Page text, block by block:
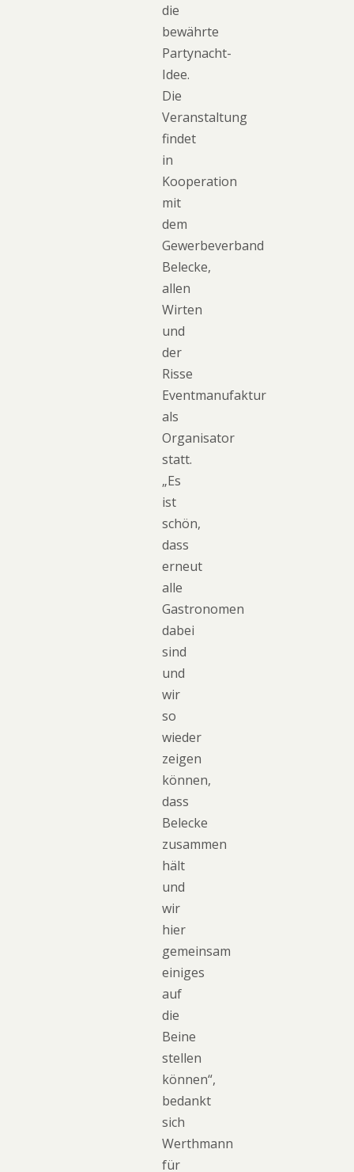
die
bewährte
Partynacht-
Idee.
Die
Veranstaltung
findet
in
Kooperation
mit
dem
Gewerbeverband
Belecke,
allen
Wirten
und
der
Risse
Eventmanufaktur
als
Organisator
statt.
„Es
ist
schön,
dass
erneut
alle
Gastronomen
dabei
sind
und
wir
so
wieder
zeigen
können,
dass
Belecke
zusammen
hält
und
wir
hier
gemeinsam
einiges
auf
die
Beine
stellen
können“,
bedankt
sich
Werthmann
für